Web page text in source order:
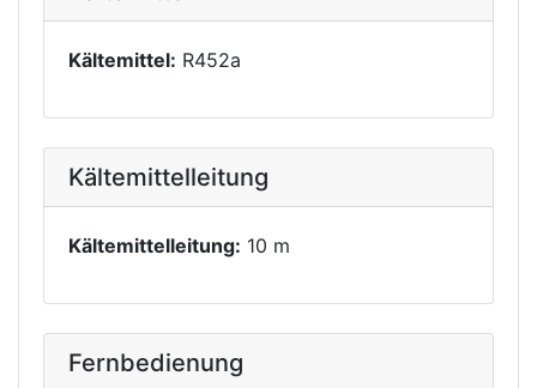
Kältemittel: R452a
Kältemittelleitung
Kältemittelleitung: 10 m
Fernbedienung